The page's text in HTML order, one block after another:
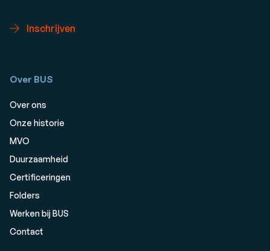
Inschrijven
Over BUS
Over ons
Onze historie
MVO
Duurzaamheid
Certificeringen
Folders
Werken bij BUS
Contact